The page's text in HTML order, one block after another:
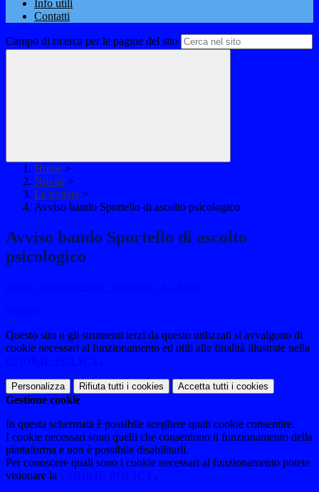
Info utili
Contatti
Campo di ricerca per le pagine del sito
Home >
Novità >
Le notizie >
Avviso bando Sportello di ascolto psicologico
Avviso bando Sportello di ascolto
psicologico
Questo sito o gli strumenti terzi da questo utilizzati si avvalgono di
cookie necessari al funzionamento ed utili alle finalità illustrate nella
.
Personalizza Rifiuta tutti i cookies Accetta tutti i cookies
Gestione cookie
In questa schermata è possibile scegliere quali cookie consentire.
I cookie necessari sono quelli che consentono il funzionamento della
piattaforma e non è possibile disabilitarli.
Per conoscere quali sono i cookie necessari al funzionamento potete
visionare la
.